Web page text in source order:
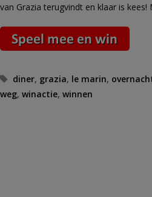
van Grazia terugvindt en klaar is
Tags
diner, grazia, le marin,
weg, winactie, winnen